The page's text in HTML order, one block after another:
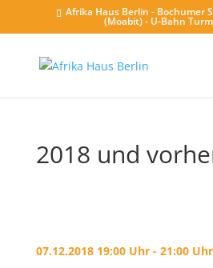
Afrika Haus Berlin - Bochumer
(Moabit) - U-Bahn
2018 und
07.12.2018 19:00 Uhr - 21:00